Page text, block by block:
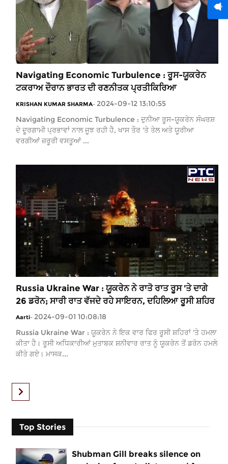
Navigating Economic Turbulence : ਰੂਸ-ਯੂਕਰੇਨ
ਟਕਰਾਅ ਦੌਰਾਨ ਭਾਰਤ ਦੀ ਰਣਨੀਤਕ ਪ੍ਰਤੀਕਿਰਿਆ
KRISHAN KUMAR SHARMA- 2024-09-12 13:10:55
Navigating Economic Turbulence : ਦੁਨੀਆ ਰੂਸ-ਯੂਕਰੇਨ ਸੰਘਰਸ਼
ਦੇ ਦੂਰਗਾਮੀ ਪ੍ਰਭਾਵਾਂ ਨਾਲ ਜੂਝ ਰਹੀ ਹੈ, ਖਾਸ ਤੌਰ 'ਤੇ ਤੇਲ ਅਤੇ ਯੂਰੀਆ
ਵਰਗੀਆਂ ਜ਼ਰੂਰੀ ਵਸਤੂਆਂ ...
Russia Ukraine War : ਯੂਕਰੇਨ ਨੇ ਰਾਤੋ ਰਾਤ ਰੂਸ 'ਤੇ ਦਾਗੇ
26 ਡਰੋਨ; ਸਾਰੀ ਰਾਤ ਵੱਜਦੇ ਰਹੇ ਸਾਇਰਨ, ਦਹਿਲਿਆ ਰੂਸੀ ਸ਼ਹਿਰ
Aarti- 2024-09-01 10:08:18
Russia Ukraine War : ਯੂਕਰੇਨ ਨੇ ਇਕ ਵਾਰ ਫਿਰ ਰੂਸੀ ਸ਼ਹਿਰਾਂ 'ਤੇ ਹਮਲਾ
ਕੀਤਾ ਹੈ। ਰੂਸੀ ਅਧਿਕਾਰੀਆਂ ਮੁਤਾਬਕ ਸ਼ਨੀਵਾਰ ਰਾਤ ਨੂੰ ਯੂਕਰੇਨ ਤੋਂ ਡਰੋਨ ਹਮਲੇ
ਕੀਤੇ ਗਏ। ਮਾਸਕ...
Top Stories
Shubman Gill breaks silence on